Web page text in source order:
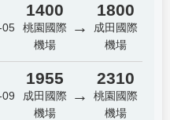
05
1400
桃園國際
機場
→
1800
成田國際
機場
1955
成田國際
機場
→
2310
桃園國際
機場